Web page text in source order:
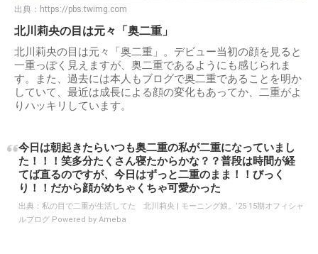
出典： https://pbs.twimg.com
北川莉央の目は元々「奥二重」